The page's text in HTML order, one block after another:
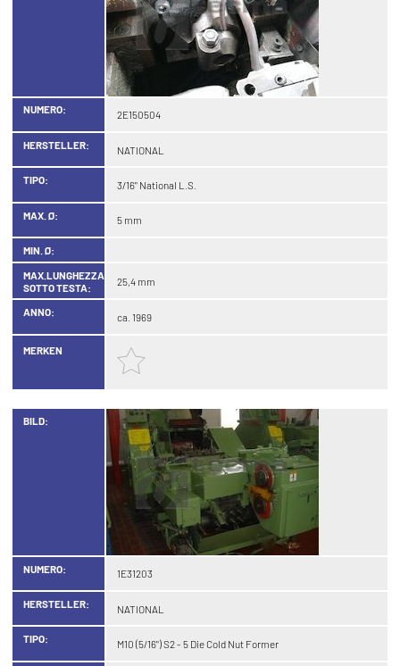
NUMERO: 2E150504
HERSTELLER: NATIONAL
TIPO: 3/16" National L.S.
MAX. Ø: 5 mm
MIN. Ø:
MAX.LUNGHEZZA
SOTTO TESTA:
25,4 mm
ANNO: ca. 1969
MERKEN
BILD:
NUMERO: 1E31203
HERSTELLER: NATIONAL
TIPO: M10 (5/16") S2 - 5 Die Cold Nut Former